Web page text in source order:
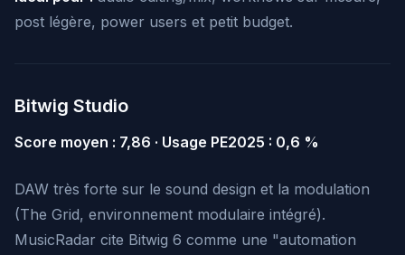
post légère, power users et petit budget.
Bitwig Studio
Score moyen : 7,86 · Usage PE2025 : 0,6 %
DAW très forte sur le sound design et la modulation
(The Grid, environnement modulaire intégré).
MusicRadar cite Bitwig 6 comme une "automation